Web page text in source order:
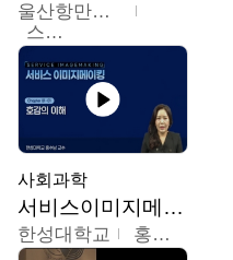
울산항만공사
스마트해상물류관리사 교육위원회
사회과학
서비스이미지메이킹
한성대학교 홍수남